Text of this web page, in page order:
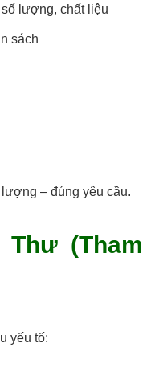
lượng, chất liệu
sách
– đúng yêu cầu.
(Tham
yếu tố: